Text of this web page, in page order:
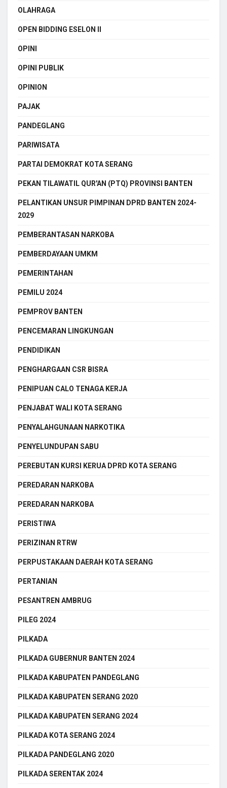
OLAHRAGA
OPEN BIDDING ESELON II
OPINI
OPINI PUBLIK
OPINION
PAJAK
PANDEGLANG
PARIWISATA
PARTAI DEMOKRAT KOTA SERANG
PEKAN TILAWATIL QUR'AN (PTQ) PROVINSI BANTEN
PELANTIKAN UNSUR PIMPINAN DPRD BANTEN 2024-
2029
PEMBERANTASAN NARKOBA
PEMBERDAYAAN UMKM
PEMERINTAHAN
PEMILU 2024
PEMPROV BANTEN
PENCEMARAN LINGKUNGAN
PENDIDIKAN
PENGHARGAAN CSR BISRA
PENIPUAN CALO TENAGA KERJA
PENJABAT WALI KOTA SERANG
PENYALAHGUNAAN NARKOTIKA
PENYELUNDUPAN SABU
PEREBUTAN KURSI KERUA DPRD KOTA SERANG
PEREDARAN NARKOBA
PEREDARAN NARKOBA
PERISTIWA
PERIZINAN RTRW
PERPUSTAKAAN DAERAH KOTA SERANG
PERTANIAN
PESANTREN AMBRUG
PILEG 2024
PILKADA
PILKADA GUBERNUR BANTEN 2024
PILKADA KABUPATEN PANDEGLANG
PILKADA KABUPATEN SERANG 2020
PILKADA KABUPATEN SERANG 2024
PILKADA KOTA SERANG 2024
PILKADA PANDEGLANG 2020
PILKADA SERENTAK 2024